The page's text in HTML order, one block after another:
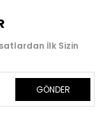
İlk Sizin
GÖNDER